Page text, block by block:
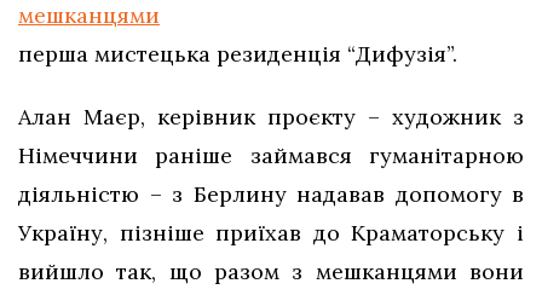
мешканцями
перша мистецька резиденція “Дифузія”.
Алан Маєр, керівник проєкту – художник з
Німеччини раніше займався гуманітарною
діяльністю – з Берлину надавав допомогу в
Україну, пізніше приїхав до Краматорську і
вийшло так, що разом з мешканцями вони